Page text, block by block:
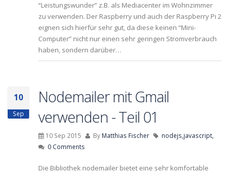
“Leistungswunder” z.B. als Mediacenter im Wohnzimmer
zu verwenden. Der Raspberry und auch der Raspberry Pi 2
eignen sich hierfür sehr gut, da diese keinen “Mini-
Computer” nicht nur einen sehr geringen Stromverbrauch
haben, sondern darüber…
10
Sep
Nodemailer mit Gmail
verwenden - Teil 01
10 Sep 2015 By Matthias Fischer nodejs, javascript,
0 Comments
Die Bibliothek nodemailer bietet eine sehr komfortable